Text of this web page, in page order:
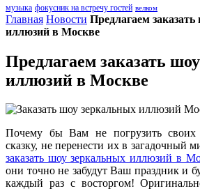
музыка фокусник на встречу гостей велком
Главная Новости Предлагаем
иллюзий в Москве
Предлагаем заказать
иллюзий в Москве
Почему бы Вам не погрузить своих
сказку, не перенести их в загадочный
заказать шоу зеркальных иллюзий в
они точно не забудут Ваш праздник и
каждый раз с восторгом!